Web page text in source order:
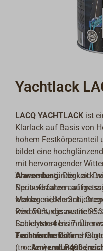
Yachtlack
LACQ YACHTLACK ist
Klarlack auf Basis von
hohem Festkörperanteil
bildet eine
mit hervorragender
Wasserbeständigkeit.
Neuaufbauten auf
Mahagoni, Meranti,
Renovierungsanstriche
Lacksystemen im
Fensterrahmen und
Anwendung:Der Lack
Spritzverfahren
werden sieben
wird 50 %, die zweite 25
Schichten 4 bis 7 nur
Zwischenschliffe
(trocken) und P400
Technische Daten